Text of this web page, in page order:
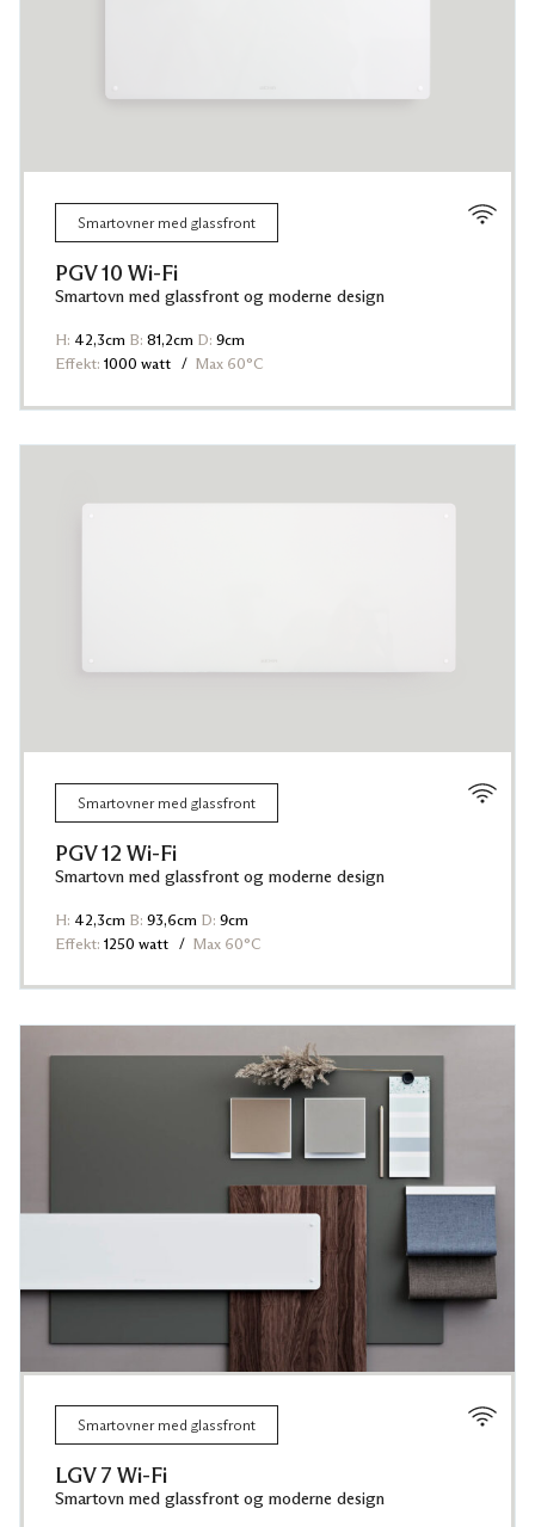
Smartovner med glassfront
PGV 10 Wi-Fi
Smartovn med glassfront og moderne design
H: 42,3cm B: 81,2cm D: 9cm
Effekt: 1000 watt Max 60°C
Smartovner med glassfront
PGV 12 Wi-Fi
Smartovn med glassfront og moderne design
H: 42,3cm B: 93,6cm D: 9cm
Effekt: 1250 watt Max 60°C
Smartovner med glassfront
LGV 7 Wi-Fi
Smartovn med glassfront og moderne design